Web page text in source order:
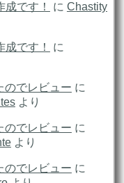
です！ に Chastity
です！
に
のでレビュー に
より
のでレビュー に
より
のでレビュー に